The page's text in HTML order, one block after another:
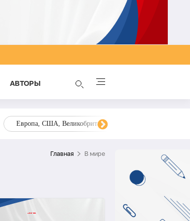
AВТОРЫ
Европа, США, Великобритания, Украина, Запад,
Главная В мире